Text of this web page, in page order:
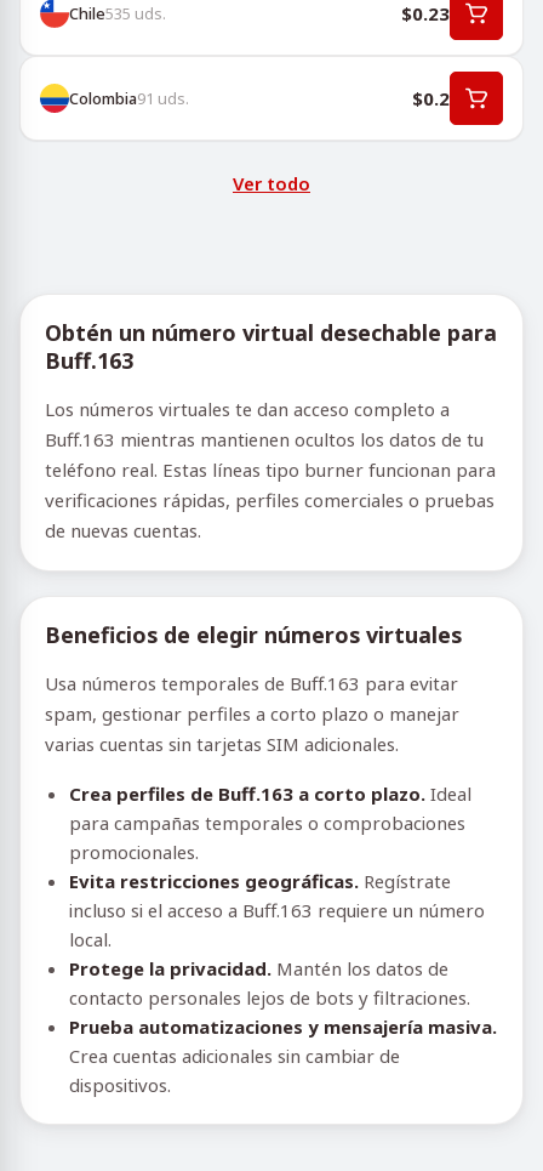
Chile535 uds. $0.23
Colombia91 uds. $0.2
Ver todo
Obtén un número virtual desechable para
Buff.163
Los números virtuales te dan acceso completo a
Buff.163 mientras mantienen ocultos los datos de tu
teléfono real. Estas líneas tipo burner funcionan para
verificaciones rápidas, perfiles comerciales o pruebas
de nuevas cuentas.
Beneficios de elegir números virtuales
Usa números temporales de Buff.163 para evitar
spam, gestionar perfiles a corto plazo o manejar
varias cuentas sin tarjetas SIM adicionales.
Crea perfiles de Buff.163 a corto plazo. Ideal
para campañas temporales o comprobaciones
promocionales.
Evita restricciones geográficas. Regístrate
incluso si el acceso a Buff.163 requiere un número
local.
Protege la privacidad. Mantén los datos de
contacto personales lejos de bots y filtraciones.
Prueba automatizaciones y mensajería masiva.
Crea cuentas adicionales sin cambiar de
dispositivos.